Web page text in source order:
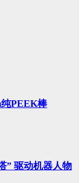
PEEK棒
” 驱动机器人物